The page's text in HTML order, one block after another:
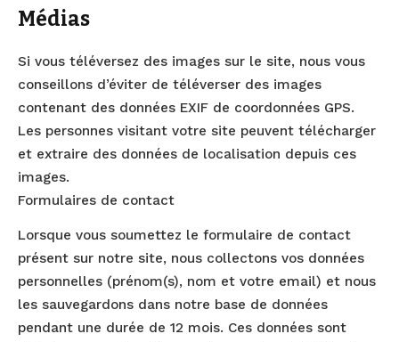
Médias
Si vous téléversez des images sur le site, nous vous
conseillons d’éviter de téléverser des images
contenant des données EXIF de coordonnées GPS.
Les personnes visitant votre site peuvent télécharger
et extraire des données de localisation depuis ces
images.
Formulaires de contact
Lorsque vous soumettez le formulaire de contact
présent sur notre site, nous collectons vos données
personnelles (prénom(s), nom et votre email) et nous
les sauvegardons dans notre base de données
pendant une durée de 12 mois. Ces données sont